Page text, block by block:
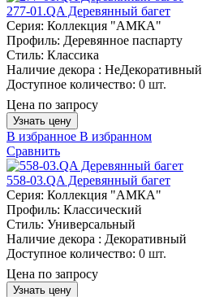
277-01.QA Деревянный багет
Серия: Коллекция "АМКА"
Профиль: Деревянное паспарту
Стиль: Классика
Наличие декора : НеДекоративный
Доступное количество: 0 шт.
Цена по запросу
Узнать цену
В избранное В избранном
Сравнить
558-03.QA Деревянный багет
Серия: Коллекция "АМКА"
Профиль: Классический
Стиль: Универсальный
Наличие декора : Декоративный
Доступное количество: 0 шт.
Цена по запросу
Узнать цену